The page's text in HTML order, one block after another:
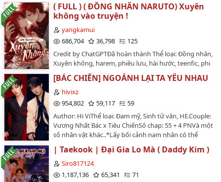
Chương 16. Cậu Ấy Chạy Không Thoát
Chương 17. Bí Mật
Chương 18. Lo Lắng Cho Hắn
Chương 19. Biến Chất (Ba Hợp Một)
Chương 20. Bé Cưng Thông Minh
Chương 21. Kết Hôn
Chương 22. Thân Mật
Chương 23. Chia Tay
Chương 24. Khóa Lại
( FULL ) ( ĐỒNG NHÂN NARUTO) Xuyên
không vào truyện !
yangkamui
686,704
36,798
125
Credit by ChatGPTĐã hoàn thành Thể loại: Đồng nhân,
Xuyên không, harem, phiêu lưu, hài hước, teenfic, phi
logicNgày đăng : 11 tháng 4 năm 2017Tác giả :
Yangkamui Ngày hoàn thành : 25/07/2018Tộc Uzumaki
được biết đến là có mái tóc đỏ đặc trưng ( trừ vài
trường hợp) và được biết đến là tộc có khả năng về
sau đại trận thảm sát tại làng xoáy nước. Chỉ còn một
số là sống sót và được di tản khắp nơi. Uzumaki
Kazuwa , một nhân vật hư cấu do mình tạo ra. Nhân
vật chính là Thiên Huệ Tú 23 tuổi... về thông tin thì vào
truyện sẽ bít…
[BÁC CHIẾN] NGOẢNH LẠI TA YÊU NHAU
hivixz
954,802
59,117
59
Author: Hi ViThể loại: Đam mỹ, Sinh tử văn, HE.Couple:
Vương Nhất Bác x Tiêu ChiếnSố chap: 55 + 4 PNVà một
số nhân vật khác..*Lấy bối cảnh nam nhân có thể
| Taekook | Đại Gia Lo Mà ( Daddy Kim )
Siro817124
1,187,136
65,341
71